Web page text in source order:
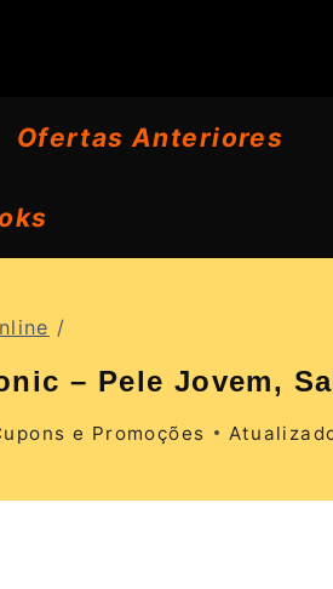
Ofertas Anteriores
/
– Pele Jovem,
e Promoções